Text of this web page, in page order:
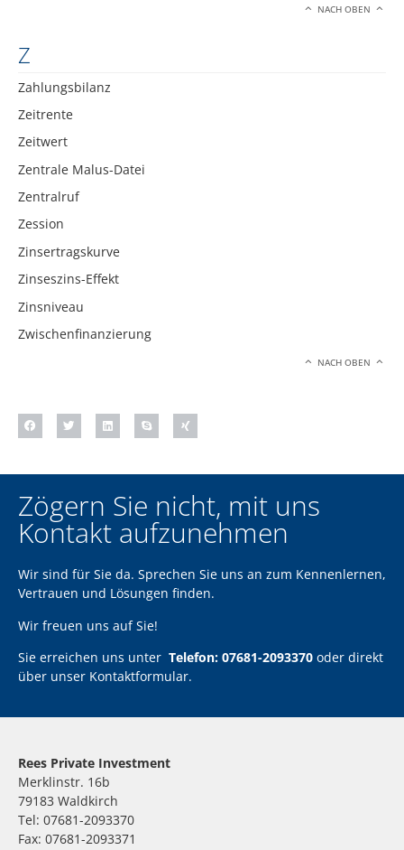
NACH OBEN
Z
Zahlungsbilanz
Zeitrente
Zeitwert
Zentrale Malus-Datei
Zentralruf
Zession
Zinsertragskurve
Zinseszins-Effekt
Zinsniveau
Zwischenfinanzierung
NACH OBEN
Zögern Sie nicht, mit uns
Kontakt aufzunehmen
Wir sind für Sie da. Sprechen Sie uns an zum Kennenlernen,
Vertrauen und Lösungen finden.
Wir freuen uns auf Sie!
Sie erreichen uns unter Telefon: 07681-2093370 oder direkt
über unser Kontaktformular.
Rees Private Investment
Merklinstr. 16b
79183 Waldkirch
Tel: 07681-2093370
Fax: 07681-2093371